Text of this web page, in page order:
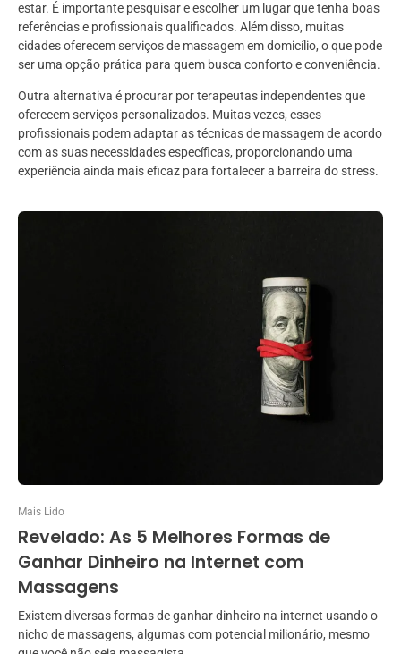
estar. É importante pesquisar e escolher um lugar que tenha boas
referências e profissionais qualificados. Além disso, muitas
cidades oferecem serviços de massagem em domicílio, o que pode
ser uma opção prática para quem busca conforto e conveniência.
Outra alternativa é procurar por terapeutas independentes que
oferecem serviços personalizados. Muitas vezes, esses
profissionais podem adaptar as técnicas de massagem de acordo
com as suas necessidades específicas, proporcionando uma
experiência ainda mais eficaz para fortalecer a barreira do stress.
Mais Lido
Revelado: As 5 Melhores Formas de
Ganhar Dinheiro na Internet com
Massagens
Existem diversas formas de ganhar dinheiro na internet usando o
nicho de massagens, algumas com potencial milionário, mesmo